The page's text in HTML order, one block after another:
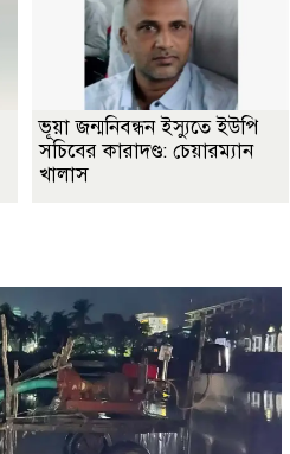
ভূয়া জন্মনিবন্ধন ইস্যুতে ইউপি
সচিবের কারাদণ্ড: চেয়ারম্যান
খালাস